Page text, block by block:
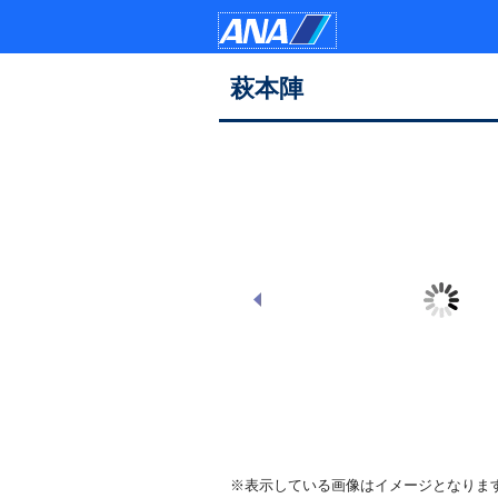
萩本陣
※表示している画像はイメージとなりま